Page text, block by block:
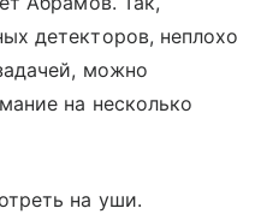
детекторов, неплохо
можно
на несколько
на уши.